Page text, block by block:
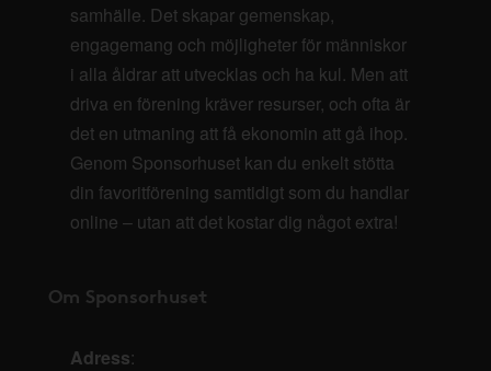
samhälle. Det skapar gemenskap,
engagemang och möjligheter för människor
i alla åldrar att utvecklas och ha kul. Men att
driva en förening kräver resurser, och ofta är
det en utmaning att få ekonomin att gå ihop.
Genom Sponsorhuset kan du enkelt stötta
din favoritförening samtidigt som du handlar
online – utan att det kostar dig något extra!
Om Sponsorhuset
Adress: